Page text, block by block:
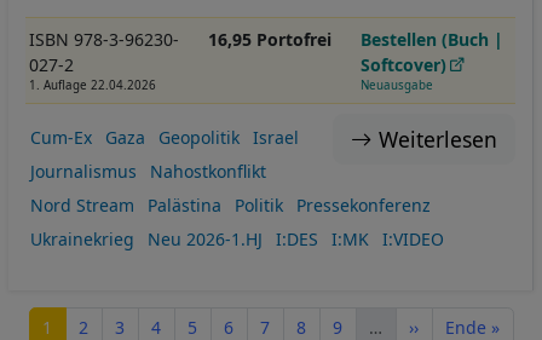
ISBN 978-3-96230-
027-2
1. Auflage 22.04.2026
16,95 Portofrei
Bestellen (Buch |
Softcover)
Neuausgabe
Weiterlesen
Cum-Ex Gaza Geopolitik
Israel
Journalismus
Nahostkonflikt
Nord Stream
Palästina Politik
Pressekonferenz
Ukrainekrieg
Neu 2026-1.HJ I:DES I:MK I:VIDEO
Seite
1 Seite
2 Seite
3 Seite
4 Seite
5 Seite
6 Seite
7 Seite
8 Seite
9 … Nächste Seite
›› Letzte Seite
Ende »